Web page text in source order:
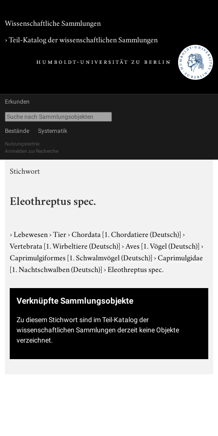
Wissenschaftliche Sammlungen
› Teil-Katalog der wissenschaftlichen Sammlungen
Erkunden
Bestände Systematik
Nutzungsrechte
Anmelden zur Recherche
Stichwort
Eleothreptus spec.
›Lebewesen›Tier›Chordata [1. Chordatiere (Deutsch)]›
Vertebrata [1. Wirbeltiere (Deutsch)]›Aves [1. Vögel (Deutsch)]›
Caprimulgiformes [1. Schwalmvögel (Deutsch)]›Caprimulgidae
[1. Nachtschwalben (Deutsch)]›Eleothreptus spec.
Verknüpfte Sammlungsobjekte
Zu diesem Stichwort sind im Teil-Katalog der
wissenschaftlichen Sammlungen derzeit keine Objekte
verzeichnet.